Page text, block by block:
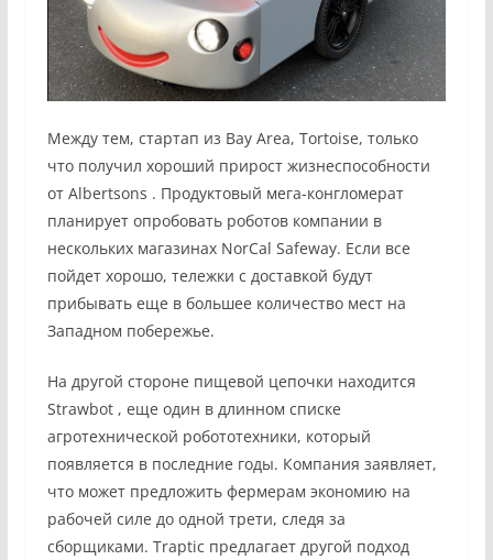
Между тем, стартап из Bay Area, Tortoise, только
что получил хороший прирост жизнеспособности
от Albertsons . Продуктовый мега-конгломерат
планирует опробовать роботов компании в
нескольких магазинах NorCal Safeway. Если все
пойдет хорошо, тележки с доставкой будут
прибывать еще в большее количество мест на
Западном побережье.
На другой стороне пищевой цепочки находится
Strawbot, еще один в длинном списке
агротехнической робототехники, который
появляется в последние годы. Компания заявляет,
что может предложить фермерам экономию на
рабочей силе до одной трети, следя за
сборщиками. Traptic предлагает другой подход